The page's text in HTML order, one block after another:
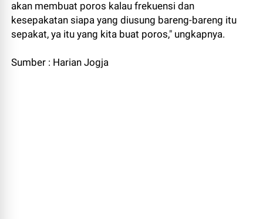
akan membuat poros kalau frekuensi dan
kesepakatan siapa yang diusung bareng-bareng itu
sepakat, ya itu yang kita buat poros," ungkapnya.
Sumber : Harian Jogja